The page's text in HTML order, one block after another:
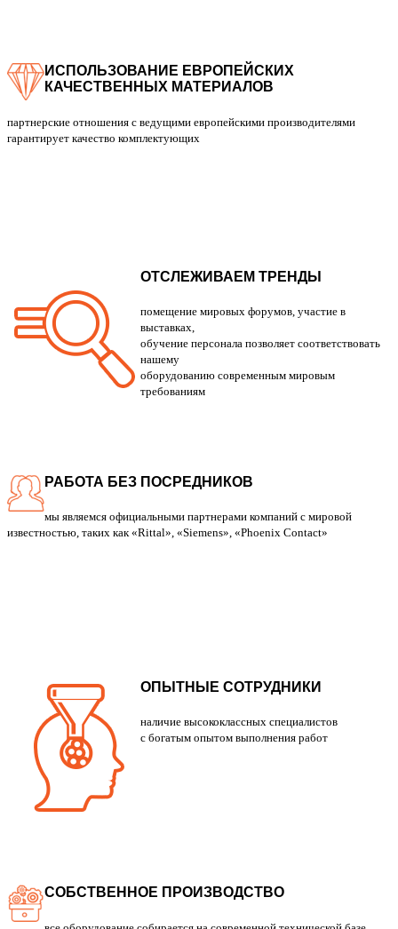
ИСПОЛЬЗОВАНИЕ ЕВРОПЕЙСКИХ
КАЧЕСТВЕННЫХ МАТЕРИАЛОВ
партнерские отношения с ведущими европейскими производителями
гарантирует качество комплектующих
ОТСЛЕЖИВАЕМ ТРЕНДЫ
помещение мировых форумов, участие в
выставках,
обучение персонала позволяет соответствовать
нашему
оборудованию современным мировым
требованиям
РАБОТА БЕЗ ПОСРЕДНИКОВ
мы являемся официальными партнерами компаний с мировой
известностью, таких как «Rittal», «Siemens», «Phoenix Contact»
ОПЫТНЫЕ СОТРУДНИКИ
наличие высококлассных специалистов
с богатым опытом выполнения работ
СОБСТВЕННОЕ ПРОИЗВОДСТВО